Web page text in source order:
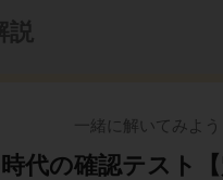
説
一緒に解いてみよう
代の確認テスト【